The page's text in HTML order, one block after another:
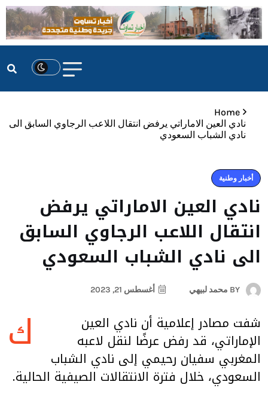
Home
نادي العين الاماراتي يرفض انتقال اللاعب الرجاوي السابق الى
نادي الشباب السعودي
أخبار وطنية
نادي العين الاماراتي يرفض
انتقال اللاعب الرجاوي السابق
الى نادي الشباب السعودي
BY محمد لبيهي أغسطس 21, 2023
ك شفت مصادر إعلامية أن نادي العين
الإماراتي، قد رفض عرضًا لنقل لاعبه
المغربي سفيان رحيمي إلى نادي الشباب
السعودي، خلال فترة الانتقالات الصيفية الحالية.